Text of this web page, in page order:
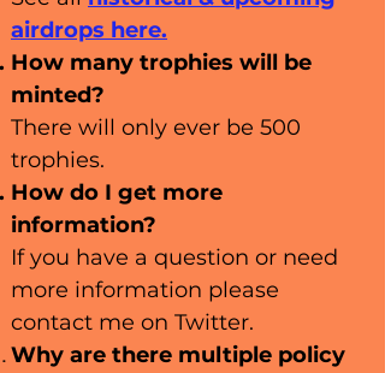
airdrops here.
How many trophies will be
minted?
There will only ever be 500
trophies.
How do I get more
information?
If you have a question or need
more information please
contact me on Twitter.
Why are there multiple policy